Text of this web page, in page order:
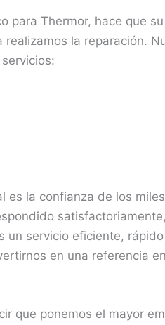
para Thermor, hace que
la reparación.
es la confianza de los
servicio eficiente,
en una referencia
que ponemos el mayor